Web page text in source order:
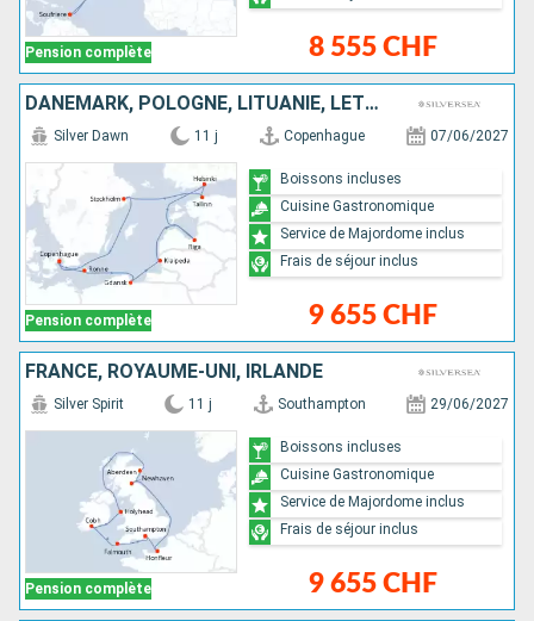
Pension complète 8 555 CHF
DANEMARK, POLOGNE, LITUANIE, LETTONIE, FINLANDE, ESTONIE, SUÈDE
Pension complète
Silver Dawn 11 j Copenhague 07/06/2027
9 655 CHF
Boissons incluses
Cuisine Gastronomique
Service de Majordome inclus
Frais de séjour inclus
FRANCE, ROYAUME-UNI, IRLANDE
Pension complète
Silver Spirit 11 j Southampton 29/06/2027
9 655 CHF
Boissons incluses
Cuisine Gastronomique
Service de Majordome inclus
Frais de séjour inclus